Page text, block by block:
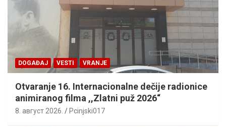
DOGAĐAJ VESTI VRANJE
Otvaranje 16. Internacionalne dečije radionice
animiranog filma ,,Zlatni puž 2026“
8. август 2026. Pcinjski017